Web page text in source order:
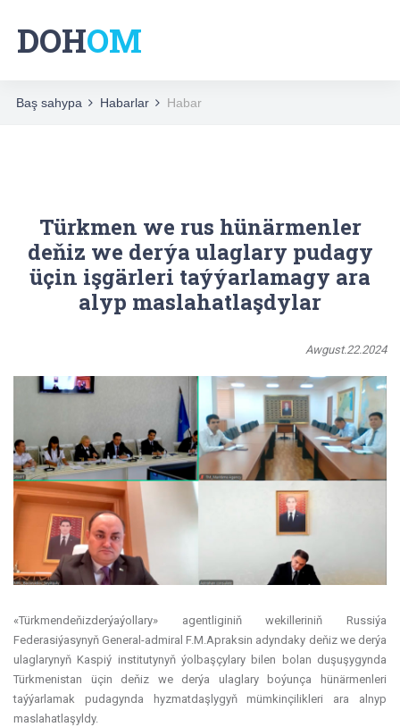
DOHOM
Baş sahypa Habarlar Habar
Türkmen we rus hünärmenler
deňiz we derýa ulaglary pudagy
üçin işgärleri taýýarlamagy ara
alyp maslahatlaşdylar
Awgust.22.2024
«Türkmendeňizderýaýollary» agentliginiň wekilleriniň Russiýa
Federasiýasynyň General-admiral F.M.Apraksin adyndaky deňiz we derýa
ulaglarynyň Kaspiý institutynyň ýolbaşçylary bilen bolan duşuşygynda
Türkmenistan üçin deňiz we derýa ulaglary boýunça hünärmenleri
taýýarlamak pudagynda hyzmatdaşlygyň mümkinçilikleri ara alnyp
maslahatlaşyldy.